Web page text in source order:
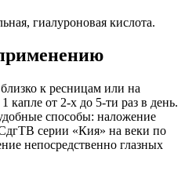
гиалуроновая кислота.
к ресницам или на
капле от 2-х до 5-ти раз в день.
способы: наложение
серии «Кия» на веки по
непосредственно глазных